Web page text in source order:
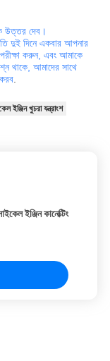
উত্তর দেব।
দুই দিনে একবার আপনার
করুন, এবং আমাকে
থাকে, আমাদের সাথে
.
খুচরা যন্ত্রাংশ
ইঞ্জিন কানেক্টিং